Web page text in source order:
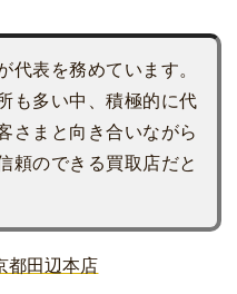
代表を務めています。
も多い中、積極的に代
さまと向き合いながら
頼のできる買取店だと
都田辺本店